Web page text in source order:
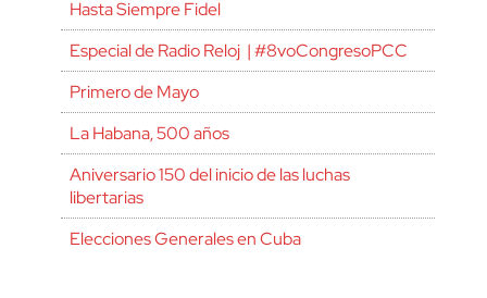
Hasta Siempre Fidel
Especial de Radio Reloj | #8voCongresoPCC
Primero de Mayo
La Habana, 500 años
Aniversario 150 del inicio de las luchas
libertarias
Elecciones Generales en Cuba